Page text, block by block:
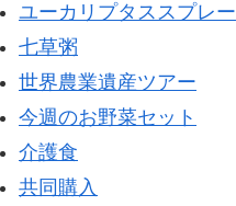
ユーカリプタススプレー
七草粥
世界農業遺産ツアー
今週のお野菜セット
介護食
共同購入